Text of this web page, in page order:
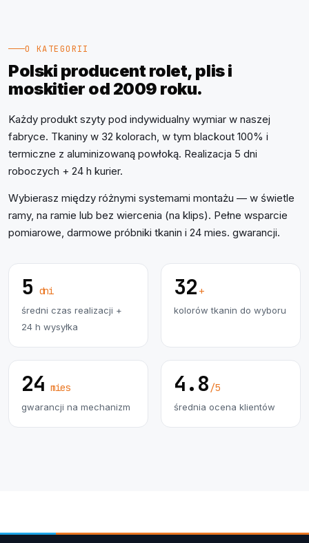
O KATEGORII
Polski producent rolet, plis i
moskitier od 2009 roku.
Każdy produkt szyty pod indywidualny wymiar w naszej
fabryce. Tkaniny w 32 kolorach, w tym blackout 100% i
termiczne z aluminizowaną powłoką. Realizacja 5 dni
roboczych + 24 h kurier.
Wybierasz między różnymi systemami montażu — w świetle
ramy, na ramie lub bez wiercenia (na klips). Pełne wsparcie
pomiarowe, darmowe próbniki tkanin i 24 mies. gwarancji.
5 dni
średni czas realizacji +
24 h wysyłka
32 +
kolorów tkanin do wyboru
24 mies
gwarancji na mechanizm
4.8 /5
średnia ocena klientów